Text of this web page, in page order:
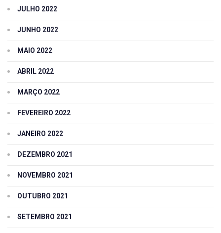
JULHO 2022
JUNHO 2022
MAIO 2022
ABRIL 2022
MARÇO 2022
FEVEREIRO 2022
JANEIRO 2022
DEZEMBRO 2021
NOVEMBRO 2021
OUTUBRO 2021
SETEMBRO 2021